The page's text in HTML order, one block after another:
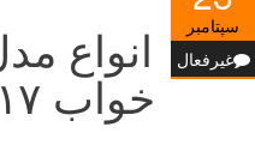
سپتامبر
غیرفعال
انواع
خواب ۲۰۱۷ دونفره